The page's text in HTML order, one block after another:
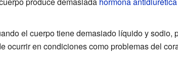
el cuerpo tiene demasiado líquido y sodio,
ocurrir en condiciones como problemas del